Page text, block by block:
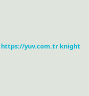
https://yuv.com.tr knight